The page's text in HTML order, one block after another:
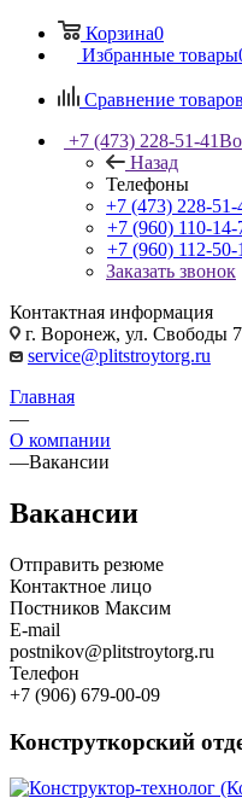
Корзина0
Избранные товары
Сравнение товаров
+7 (473) 228-51-41
Назад
Телефоны
+7 (473) 228-51-
+7 (960) 110-14-
+7 (960) 112-50-
Заказать звонок
Контактная информация
г. Воронеж, ул. Свободы
service@plitstroytorg.ru
Главная
—
О компании
—Вакансии
Вакансии
Отправить резюме
Контактное лицо
Постников Максим
E-mail
postnikov@plitstroytorg.ru
Телефон
+7 (906) 679-00-09
Конструткорский